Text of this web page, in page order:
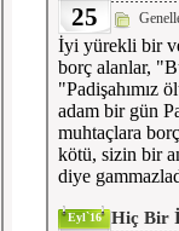
25
İyi yürekli bir
borç alanlar,
"Padişahımız
adam bir gün
muhtaçlara
kötü, sizin bir
diye
Eyl`16 Hiç Bir